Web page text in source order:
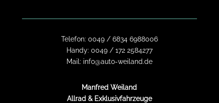
Telefon: 0049 / 6834 6988006
Handy: 0049 / 172 2584277
Mail: info@auto-weiland.de
Manfred Weiland
Allrad & Exklusivfahrzeuge